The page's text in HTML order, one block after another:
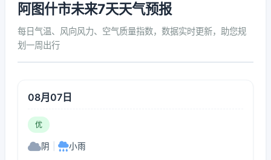
阿图什市未来7天天气预报
每日气温、风向风力、空气质量指数，数据实时更新，助您规
划一周出行
08月07日
优
阴 小雨